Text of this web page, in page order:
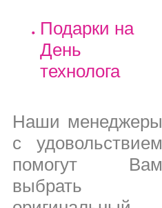
Подарки на
День
технолога
Наши менеджеры
с удовольствием
помогут Вам
выбрать